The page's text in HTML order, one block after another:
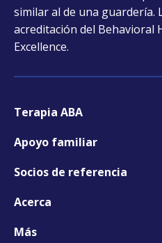
similar al de una guardería.
acreditación del Behavioral
Excellence.
Terapia ABA
Apoyo familiar
Socios de referencia
Acerca
Más